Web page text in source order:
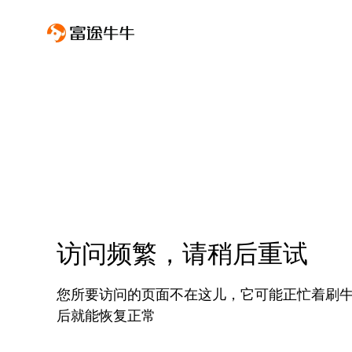
访问频繁，请稍后重试
您所要访问的页面不在这儿，它可能正忙着刷
后就能恢复正常